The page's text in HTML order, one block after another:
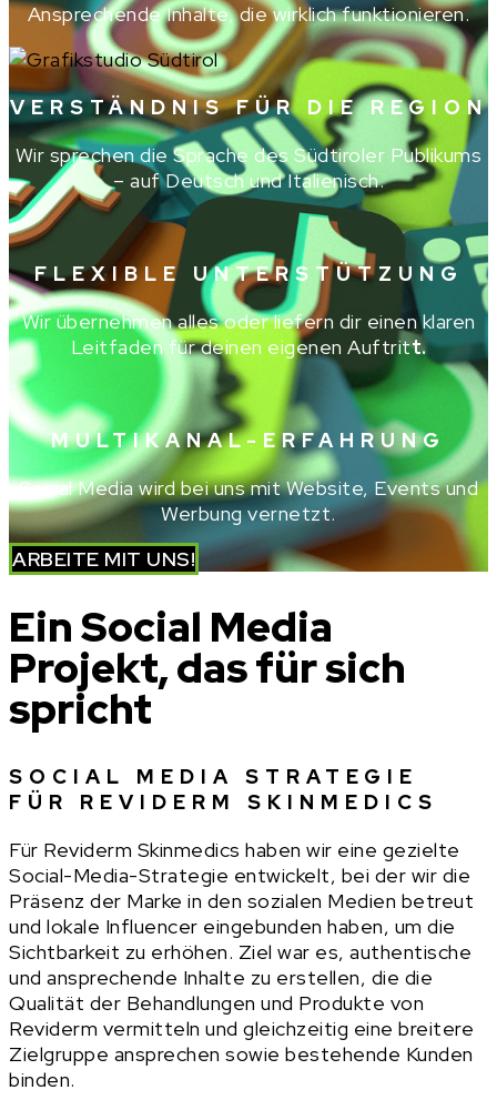
Ansprechende Inhalte, die wirklich funktionieren.
VERSTÄNDNIS FÜR DIE REGION
Wir sprechen die Sprache des Südtiroler Publikums
– auf Deutsch und Italienisch.
FLEXIBLE UNTERSTÜTZUNG
Wir übernehmen alles oder liefern dir einen klaren
Leitfaden für deinen eigenen Auftritt.
MULTIKANAL-ERFAHRUNG
Social Media wird bei uns mit Website, Events und
Werbung vernetzt.
ARBEITE MIT UNS!
Ein Social Media
Projekt, das für sich
spricht
SOCIAL MEDIA STRATEGIE
FÜR REVIDERM SKINMEDICS
Für Reviderm Skinmedics haben wir eine gezielte
Social-Media-Strategie entwickelt, bei der wir die
Präsenz der Marke in den sozialen Medien betreut
und lokale Influencer eingebunden haben, um die
Sichtbarkeit zu erhöhen. Ziel war es, authentische
und ansprechende Inhalte zu erstellen, die die
Qualität der Behandlungen und Produkte von
Reviderm vermitteln und gleichzeitig eine breitere
Zielgruppe ansprechen sowie bestehende Kunden
binden.